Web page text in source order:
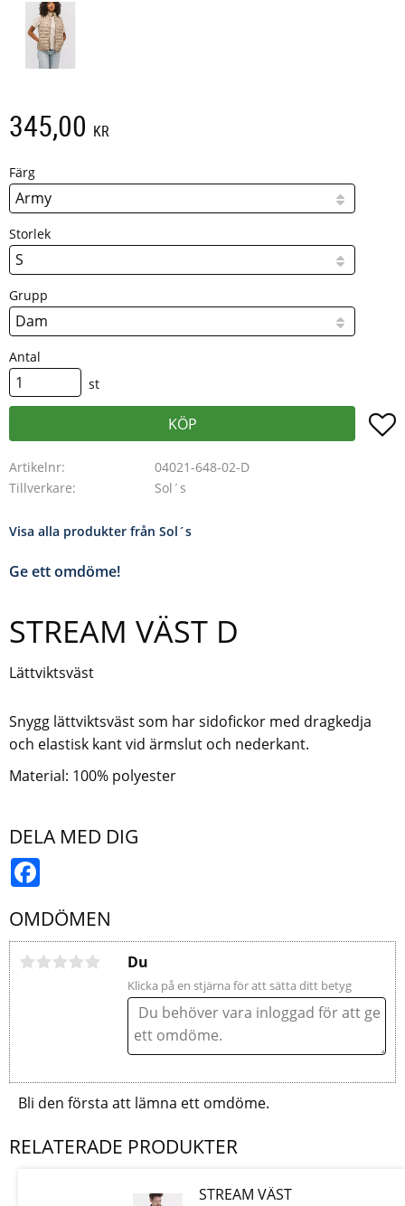
345,00 KR
Färg
Storlek
Grupp
Antal
st
KÖP
Artikelnr
04021-648-02-D
Tillverkare
Sol´s
Visa alla produkter från Sol´s
Ge ett omdöme!
STREAM VÄST D
Lättviktsväst
Snygg lättviktsväst som har sidofickor med dragkedja
och elastisk kant vid ärmslut och nederkant.
Material: 100% polyester
DELA MED DIG
OMDÖMEN
Du
Klicka på en stjärna för att sätta ditt betyg
Bli den första att lämna ett omdöme.
RELATERADE PRODUKTER
STREAM VÄST